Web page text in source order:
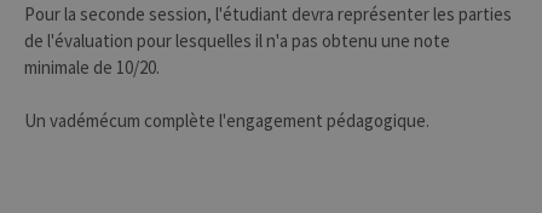
Pour la seconde session, l'étudiant devra représenter les parties
de l'évaluation pour lesquelles il n'a pas obtenu une note
minimale de 10/20.
Un vadémécum complète l'engagement pédagogique.